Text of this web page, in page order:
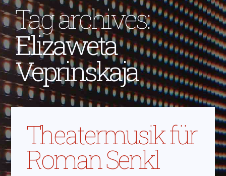
Tag archives:
Elizaweta
Veprinskaja
Theatermusik für
Roman Senkl